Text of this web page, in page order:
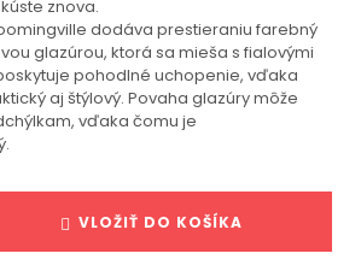
znova.
dodáva prestieraniu farebný
glazúrou, ktorá sa mieša s fialovými
pohodlné uchopenie, vďaka
aj štýlový. Povaha glazúry môže
vďaka čomu je
VLOŽIŤ DO KOŠÍKA